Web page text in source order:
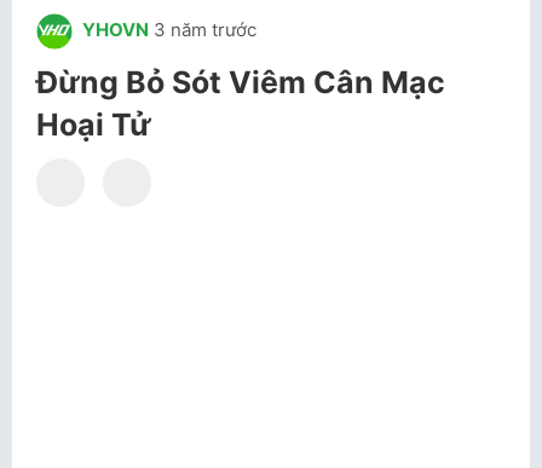
YHOVN 3 năm trước
Đừng Bỏ Sót Viêm Cân Mạc
Hoại Tử